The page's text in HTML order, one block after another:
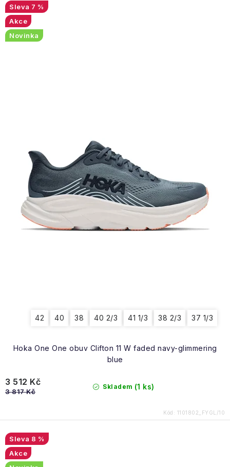
Hoka One One obuv Clifton 11 W faded navy-glimmering
blue
7 %
Akce
Novinka
42 40 38 40 2/3 41 1/3 38 2/3 37 1/3
Skladem (1 ks)
3 512 Kč
3 817 Kč
Kód: 1101802_FYGL/10
8 %
Akce